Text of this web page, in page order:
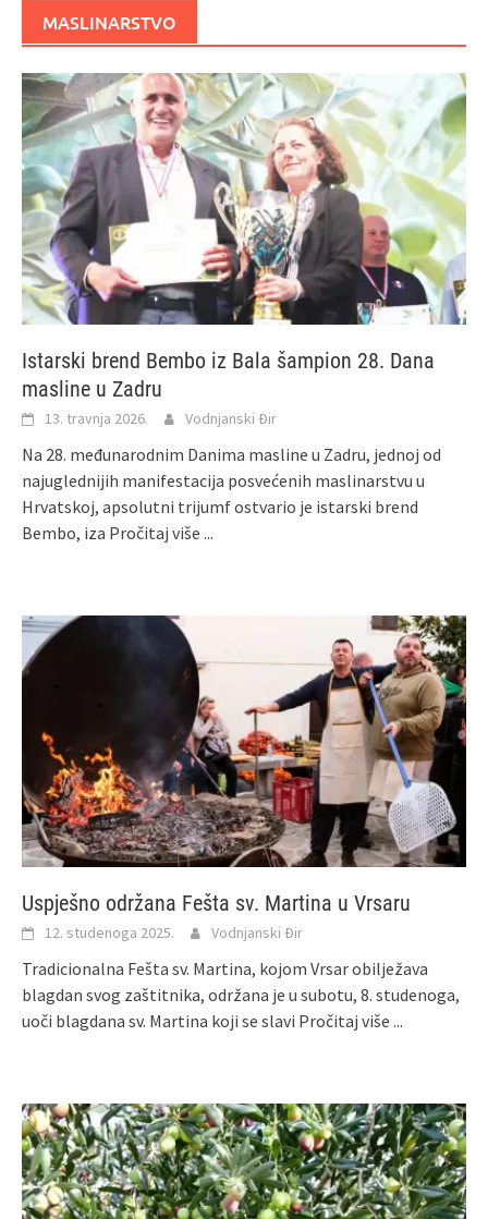
MASLINARSTVO
Istarski brend Bembo iz Bala šampion 28. Dana
masline u Zadru
13. travnja 2026. Vodnjanski Đir
Na 28. međunarodnim Danima masline u Zadru, jednoj od
najuglednijih manifestacija posvećenih maslinarstvu u
Hrvatskoj, apsolutni trijumf ostvario je istarski brend
Bembo, iza Pročitaj više ...
Uspješno održana Fešta sv. Martina u Vrsaru
12. studenoga 2025. Vodnjanski Đir
Tradicionalna Fešta sv. Martina, kojom Vrsar obilježava
blagdan svog zaštitnika, održana je u subotu, 8. studenoga,
uoči blagdana sv. Martina koji se slavi Pročitaj više ...